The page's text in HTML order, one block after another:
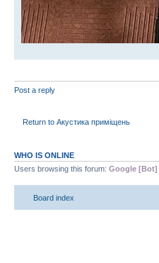
Post a reply
Return to Акустика приміщень
WHO IS ONLINE
Users browsing this forum: Google [Bot]
Board index